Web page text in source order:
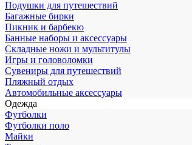
Подушки для путешествий
Багажные бирки
Пикник и барбекю
Банные наборы и аксессуары
Складные ножи и мультитулы
Игры и головоломки
Сувениры для путешествий
Пляжный отдых
Автомобильные аксессуары
Одежда
Футболки
Футболки поло
Майки